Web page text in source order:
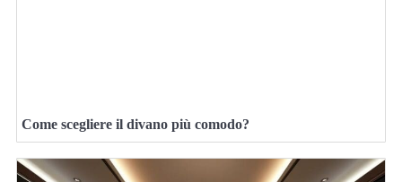
Come scegliere il divano più comodo?